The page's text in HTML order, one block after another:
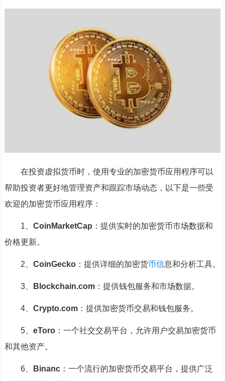
在投资虚拟货币时，使用专业的加密货币应用程序可以
帮助投资者更好地管理资产和跟踪市场动态，以下是一些受
欢迎的加密货币应用程序：
1、 CoinMarketCap ：提供实时的加密货币市场数据和
价格更新。
2、 CoinGecko：提供详细的加密货币信息和分析工具。
3、 Blockchain.com：提供钱包服务和市场数据。
4、 Crypto.com：提供加密货币交易和钱包服务。
5、 eToro：一个社交交易平台，允许用户交易加密货币
和其他资产。
6、 Binanc：一个流行的加密货币交易平台，提供广泛